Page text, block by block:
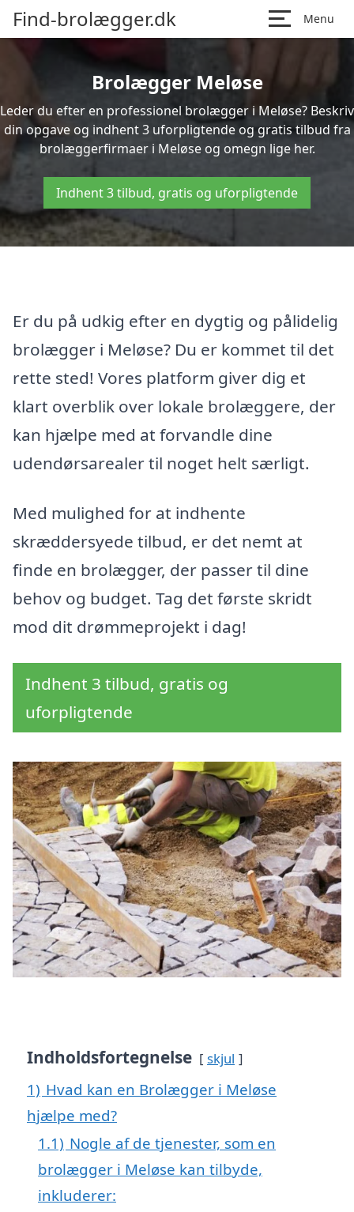
Find-brolægger.dk Menu
Brolægger Meløse
Leder du efter en professionel brolægger i Meløse? Beskriv
din opgave og indhent 3 uforpligtende og gratis tilbud fra
brolæggerfirmaer i Meløse og omegn lige her.
Indhent 3 tilbud, gratis og uforpligtende
Er du på udkig efter en dygtig og pålidelig
brolægger i Meløse? Du er kommet til det
rette sted! Vores platform giver dig et
klart overblik over lokale brolæggere, der
kan hjælpe med at forvandle dine
udendørsarealer til noget helt særligt.
Med mulighed for at indhente
skræddersyede tilbud, er det nemt at
finde en brolægger, der passer til dine
behov og budget. Tag det første skridt
mod dit drømmeprojekt i dag!
Indhent 3 tilbud, gratis og
uforpligtende
Indholdsfortegnelse skjul
1) Hvad kan en Brolægger i Meløse
hjælpe med?
1.1) Nogle af de tjenester, som en
brolægger i Meløse kan tilbyde,
inkluderer: